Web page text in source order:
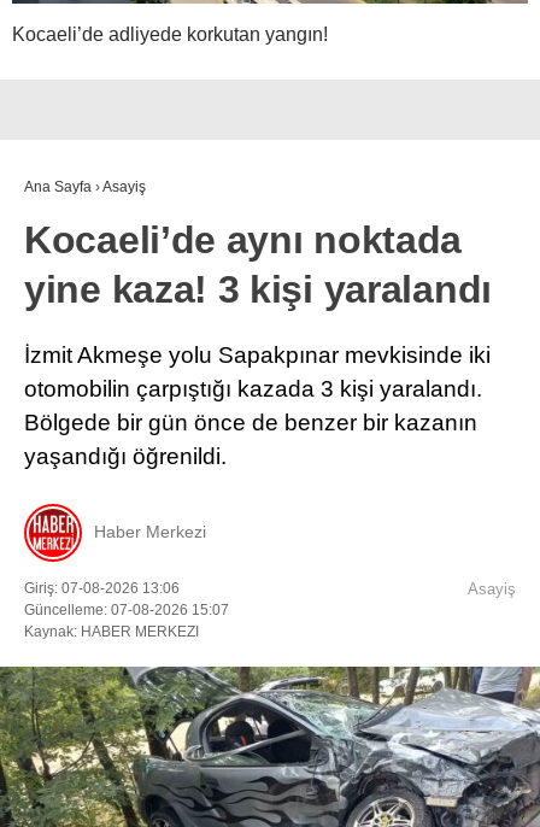
Kocaeli’de adliyede korkutan yangın!
Ana Sayfa ›Asayiş
Kocaeli’de aynı noktada
yine kaza! 3 kişi yaralandı
İzmit Akmeşe yolu Sapakpınar mevkisinde iki
otomobilin çarpıştığı kazada 3 kişi yaralandı.
Bölgede bir gün önce de benzer bir kazanın
yaşandığı öğrenildi.
Haber Merkezi
Giriş: 07-08-2026 13:06
Güncelleme: 07-08-2026 15:07
Kaynak: HABER MERKEZI
Asayiş